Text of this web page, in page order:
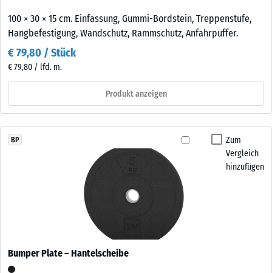
100 × 30 × 15 cm. Einfassung, Gummi-Bordstein, Treppenstufe,
Hangbefestigung, Wandschutz, Rammschutz, Anfahrpuffer.
€ 79,80 / Stück
€ 79,80 / lfd. m.
Produkt anzeigen
Zum
Vergleich
hinzufügen
BP
Bumper Plate – Hantelscheibe